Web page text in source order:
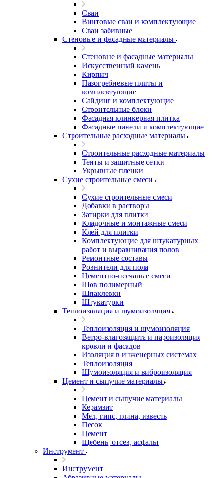
Сваи
Винтовые сваи и комплектующие
Сваи забивные
Стеновые и фасадные материалы
Стеновые и фасадные материалы
Искусственный камень
Кирпич
Пазогребневые плиты и
комплектующие
Сайдинг и комплектующие
Строительные блоки
Фасадная клинкерная плитка
Фасадные панели и комплектующие
Строительные расходные материалы
Строительные расходные материалы
Тенты и защитные сетки
Укрывные пленки
Сухие строительные смеси
Сухие строительные смеси
Добавки в растворы
Затирки для плитки
Кладочные и монтажные смеси
Клей для плитки
Комплектующие для штукатурных
работ и выравнивания полов
Ремонтные составы
Ровнители для пола
Цементно-песчаные смеси
Шов полимерный
Шпаклевки
Штукатурки
Теплоизоляция и шумоизоляция
Теплоизоляция и шумоизоляция
Ветро-влагозащита и пароизоляция
кровли и фасадов
Изоляция в инженерных системах
Теплоизоляция
Шумоизоляция и виброизоляция
Цемент и сыпучие материалы
Цемент и сыпучие материалы
Керамзит
Мел, гипс, глина, известь
Песок
Цемент
Щебень, отсев, асфальт
Инструмент
Инструмент